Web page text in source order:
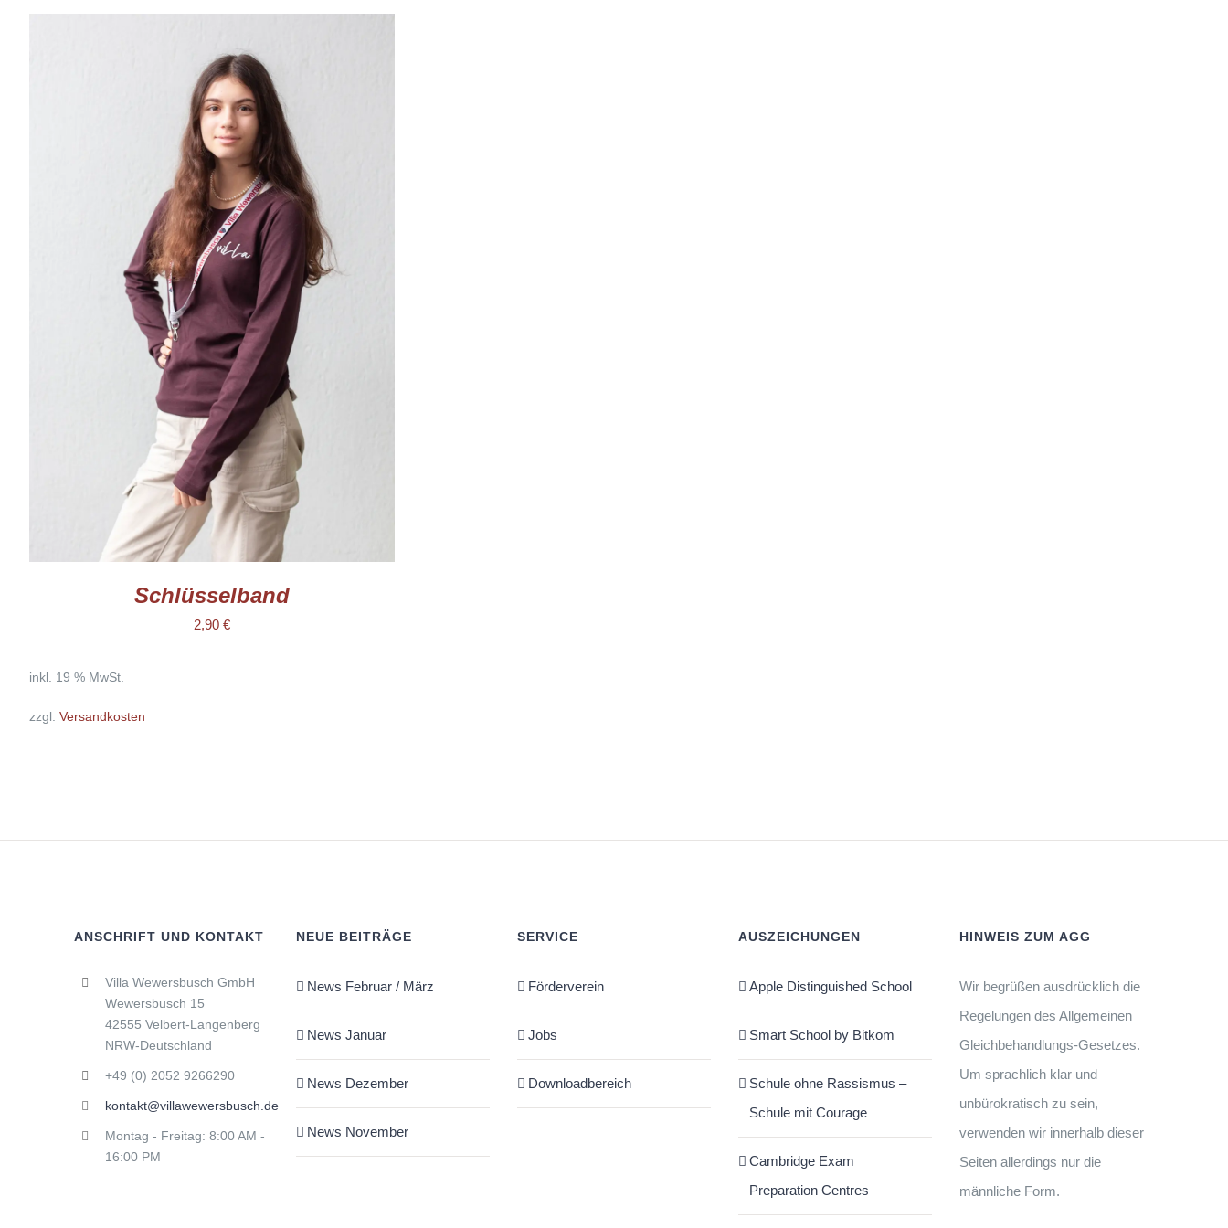
IN DEN WARENKORB DETAILS
Schlüsselband
2,90 €
inkl. 19 % MwSt.
zzgl. Versandkosten
ANSCHRIFT UND KONTAKT
Villa Wewersbusch GmbH
Wewersbusch 15
42555 Velbert-Langenberg
NRW-Deutschland
+49 (0) 2052 9266290
kontakt@villawewersbusch.de
Montag - Freitag: 8:00 AM -
16:00 PM
NEUE BEITRÄGE
News Februar / März
News Januar
News Dezember
News November
SERVICE
Förderverein
Jobs
Downloadbereich
AUSZEICHUNGEN
Apple Distinguished School
Smart School by Bitkom
Schule ohne Rassismus –
Schule mit Courage
Cambridge Exam
Preparation Centres
HINWEIS ZUM AGG
Wir begrüßen ausdrücklich die
Regelungen des Allgemeinen
Gleichbehandlungs-Gesetzes.
Um sprachlich klar und
unbürokratisch zu sein,
verwenden wir innerhalb dieser
Seiten allerdings nur die
männliche Form.